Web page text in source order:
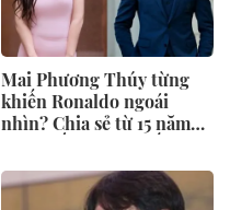
Mai Phương Thúy từng
khiến Ronaldo ngoái
nhìn? Chia sẻ từ 15 năm
lại